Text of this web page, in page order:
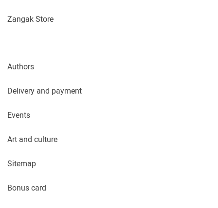
Zangak Store
Authors
Delivery and payment
Events
Art and culture
Sitemap
Bonus card